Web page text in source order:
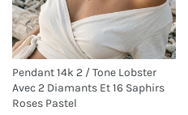
Pendant 14k 2 / Tone Lobster
Avec 2 Diamants Et 16 Saphirs
Roses Pastel